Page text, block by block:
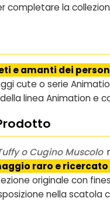
completare la
e amanti dei
cute o serie
linea Animation e
o Cugino Muscolo
raro e
originale con
nella scatola